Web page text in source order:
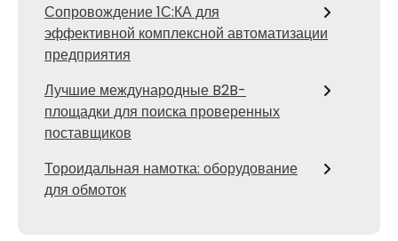
Сопровождение 1С:КА для
эффективной комплексной автоматизации
предприятия
Лучшие международные B2B-
площадки для поиска проверенных
поставщиков
Тороидальная намотка: оборудование
для обмоток